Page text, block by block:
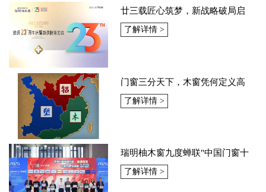
廿三载匠心筑梦，新战略破局启
航！瑞明23周年庆暨战略落地会圆
了解详情 >
门窗三分天下，木窗凭何定义高
端？
了解详情 >
瑞明柚木窗九度蝉联"中国门窗十
大品牌"
了解详情 >